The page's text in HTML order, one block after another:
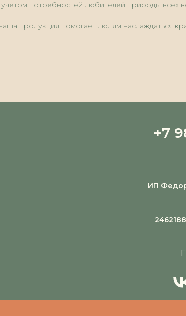
потребностей любителей природы всех
продукция помогает людям наслаждаться
+7
ИП